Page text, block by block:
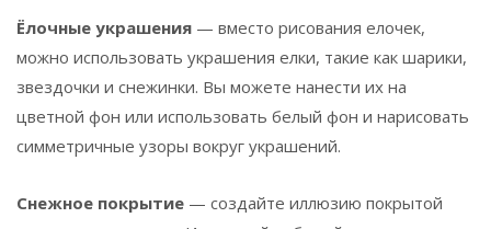
Ёлочные украшения — вместо рисования елочек,
можно использовать украшения елки, такие как шарики,
звездочки и снежинки. Вы можете нанести их на
цветной фон или использовать белый фон и нарисовать
симметричные узоры вокруг украшений.
Снежное покрытие — создайте иллюзию покрытой